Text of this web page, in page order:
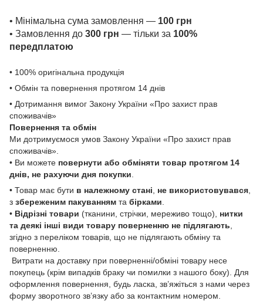
• Мінімальна сума замовлення — 100 грн
• Замовлення до 300 грн — тільки за 100%
передплатою
• 100% оригінальна продукція
• Обмін та повернення протягом 14 днів
• Дотримання вимог Закону України «Про захист прав
споживачів»
Повернення та обмін
Ми дотримуємося умов Закону України «Про захист прав
споживачів».
• Ви можете повернути або обміняти товар протягом 14
днів, не рахуючи дня покупки
• Товар має бути в належному стані не використовувався
з збереженим пакуванням та бірками
• Відрізні товари (тканини, стрічки, мереживо тощо), нитки
та деякі інші види товару поверненню не підлягають
згідно з переліком товарів, що не підлягають обміну та
поверненню.
Витрати на доставку при поверненні/обміні товару несе
покупець (крім випадків браку чи помилки з нашого боку). Для
оформлення повернення, будь ласка, зв’яжіться з нами через
форму зворотного зв’язку або за контактним номером.